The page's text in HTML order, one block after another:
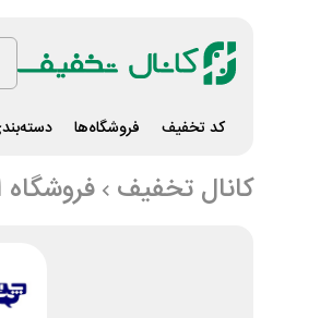
کد تخفیف فروشگاه‌ها
کانال تخفیف فروشگاه